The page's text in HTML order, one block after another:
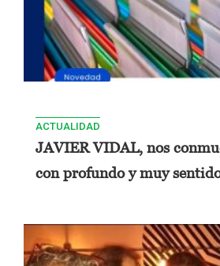
ACTUALIDAD
JAVIER VIDAL, nos
con profundo y muy